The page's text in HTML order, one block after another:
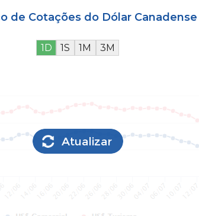
de Cotações do Dólar Canadense
1D 1S 1M 3M